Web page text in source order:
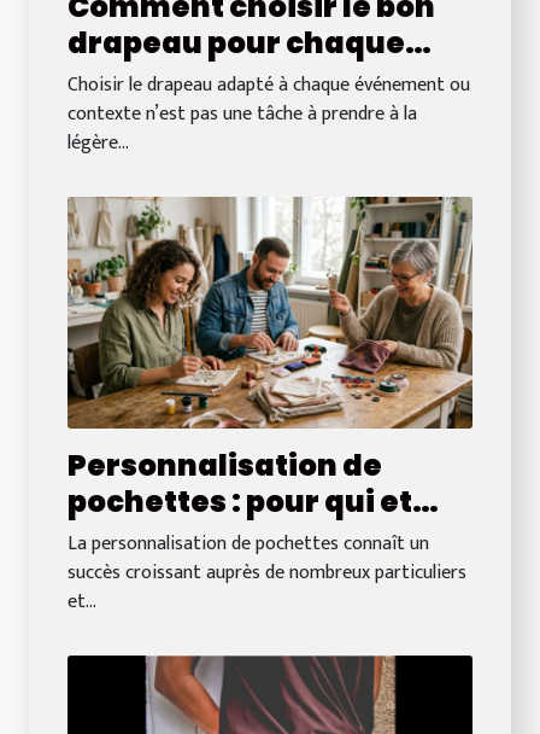
drapeau pour chaque
occasion ?
Choisir le drapeau adapté à chaque événement ou
contexte n’est pas une tâche à prendre à la
légère...
Personnalisation de
pochettes : pour qui et
pour quelle occasion ?
La personnalisation de pochettes connaît un
succès croissant auprès de nombreux particuliers
et...